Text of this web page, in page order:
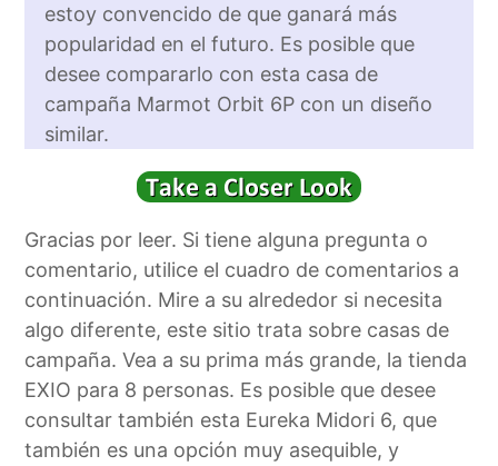
estoy convencido de que ganará más
popularidad en el futuro. Es posible que
desee compararlo con esta casa de
campaña Marmot Orbit 6P con un diseño
similar.
Gracias por leer. Si tiene alguna pregunta o
comentario, utilice el cuadro de comentarios a
continuación. Mire a su alrededor si necesita
algo diferente, este sitio trata sobre casas de
campaña. Vea a su prima más grande, la tienda
EXIO para 8 personas. Es posible que desee
consultar también esta Eureka Midori 6, que
también es una opción muy asequible, y